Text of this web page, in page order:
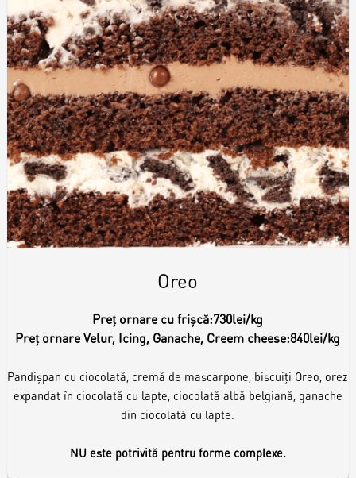
Bomboane
Accesorii/Party
Toppere
Lumânări
Oreo
Preț ornare cu frișcă:730lei/kg
Preț ornare Velur, Icing, Ganache, Creem cheese:840lei/kg
Pandișpan cu ciocolată, cremă de mascarpone, biscuiți Oreo, orez
expandat în ciocolată cu lapte, ciocolată albă belgiană, ganache
din ciocolată cu lapte.
NU este potrivită pentru forme complexe.